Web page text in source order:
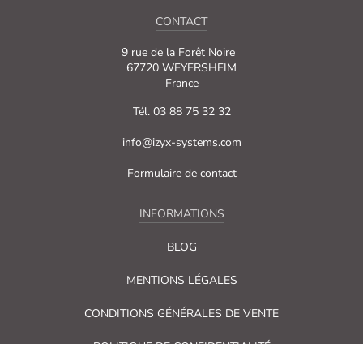
CONTACT
9 rue de la Forêt Noire
67720 WEYERSHEIM
France
Tél. 03 88 75 32 32
info@izyx-systems.com
Formulaire de contact
INFORMATIONS
BLOG
MENTIONS LÉGALES
CONDITIONS GÉNÉRALES DE VENTE